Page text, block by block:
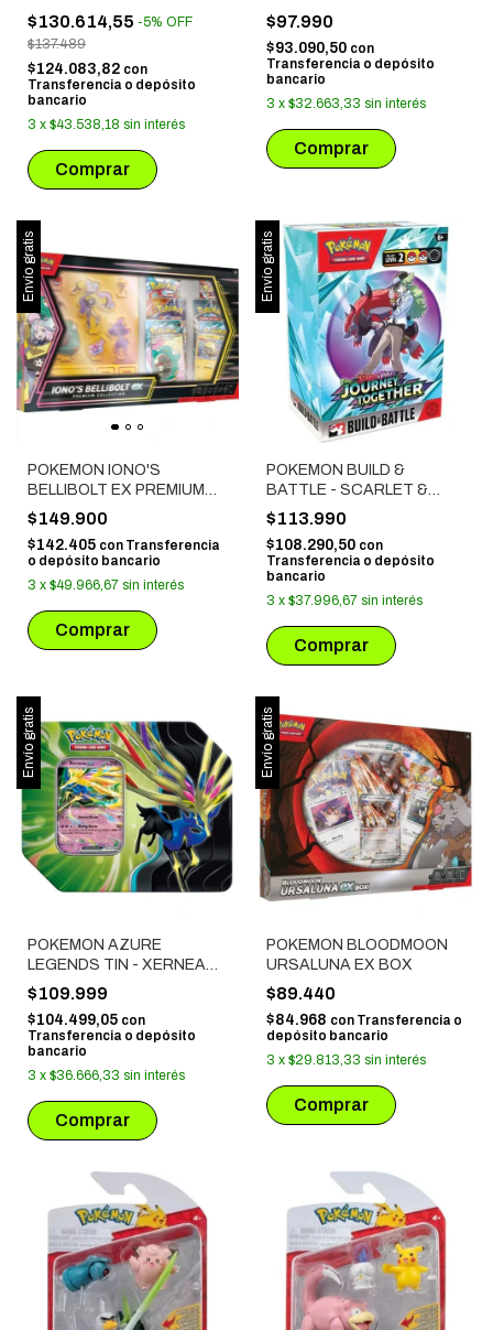
NEGRO - CARPETA PARA
COLECCIONES
$130.614,55 -5% OFF
$137.489
$124.083,82 con
Transferencia o depósito
bancario
3 x $43.538,18 sin interés
$97.990
$93.090,50 con
Transferencia o depósito
bancario
3 x $32.663,33 sin interés
Envío gratis
POKEMON IONO'S
BELLIBOLT EX PREMIUM
COLLECTION
$149.900
$142.405 con Transferencia
o depósito bancario
3 x $49.966,67 sin interés
Envío gratis
POKEMON BUILD &
BATTLE - SCARLET &
VIOLET: JOURNEY
TOGETHER
$113.990
$108.290,50 con
Transferencia o depósito
bancario
3 x $37.996,67 sin interés
Envío gratis
POKEMON AZURE
LEGENDS TIN - XERNEAS
EX
$109.999
$104.499,05 con
Transferencia o depósito
bancario
3 x $36.666,33 sin interés
Envío gratis
POKEMON BLOODMOON
URSALUNA EX BOX
$89.440
$84.968 con Transferencia o
depósito bancario
3 x $29.813,33 sin interés